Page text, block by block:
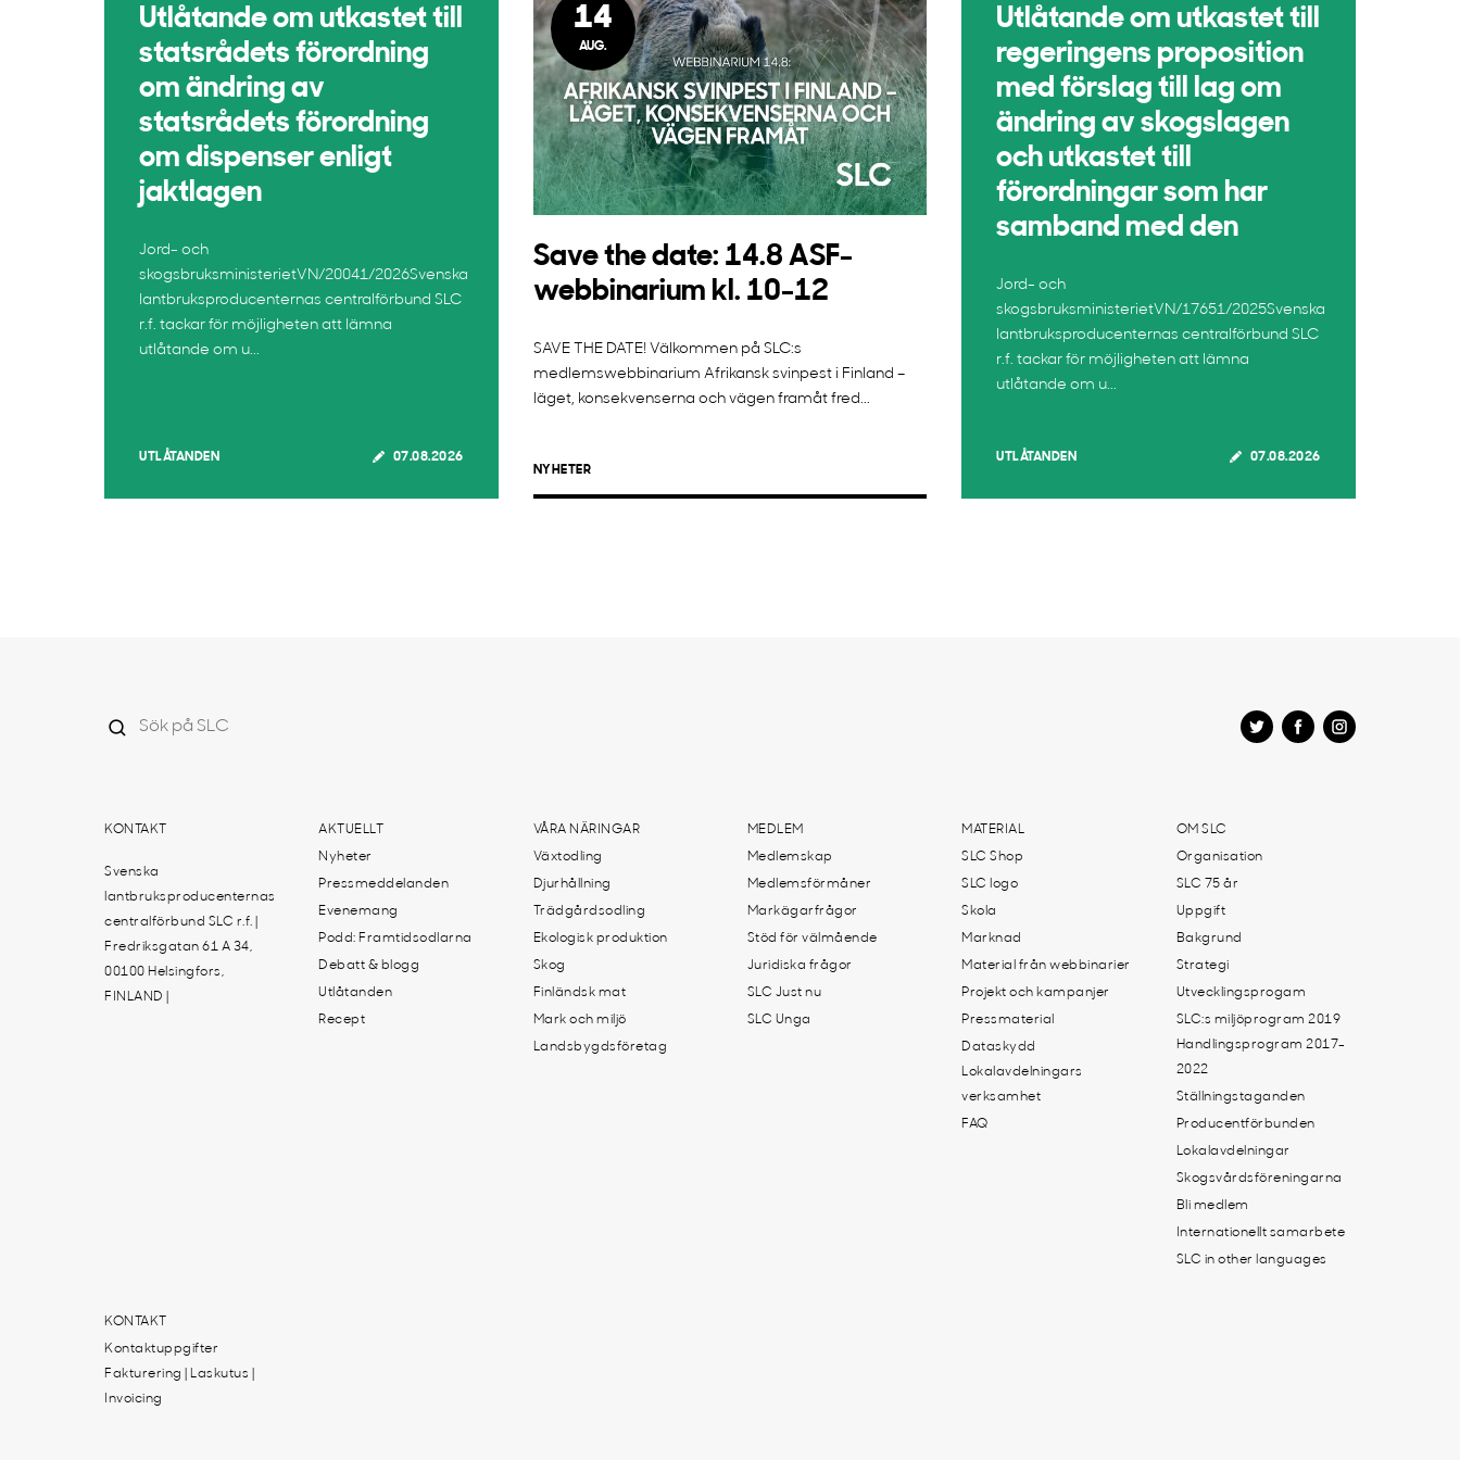
Utlåtande om utkastet till
statsrådets förordning
om ändring av
statsrådets förordning
om dispenser enligt
jaktlagen
Jord- och
skogsbruksministerietVN/20041/2026Svenska
lantbruksproducenternas centralförbund SLC
r.f. tackar för möjligheten att lämna
utlåtande om u...
UTLÅTANDEN 07.08.2026
14
AUG.
Save the date: 14.8 ASF-
webbinarium kl. 10-12
SAVE THE DATE! Välkommen på SLC:s
medlemswebbinarium Afrikansk svinpest i Finland –
läget, konsekvenserna och vägen framåt fred...
NYHETER
Utlåtande om utkastet till
regeringens proposition
med förslag till lag om
ändring av skogslagen
och utkastet till
förordningar som har
samband med den
Jord- och
skogsbruksministerietVN/17651/2025Svenska
lantbruksproducenternas centralförbund SLC
r.f. tackar för möjligheten att lämna
utlåtande om u...
UTLÅTANDEN 07.08.2026
KONTAKT
Svenska
lantbruksproducenternas
centralförbund SLC r.f. |
Fredriksgatan 61 A 34,
00100 Helsingfors,
FINLAND |
AKTUELLT
Nyheter
Pressmeddelanden
Evenemang
Podd: Framtidsodlarna
Debatt & blogg
Utlåtanden
Recept
VÅRA NÄRINGAR
Växtodling
Djurhållning
Trädgårdsodling
Ekologisk produktion
Skog
Finländsk mat
Mark och miljö
Landsbygdsföretag
MEDLEM
Medlemskap
Medlemsförmåner
Markägarfrågor
Stöd för välmående
Juridiska frågor
SLC Just nu
SLC Unga
MATERIAL
SLC Shop
SLC logo
Skola
Marknad
Material från webbinarier
Projekt och kampanjer
Pressmaterial
Dataskydd
Lokalavdelningars
verksamhet
FAQ
OM SLC
Organisation
SLC 75 år
Uppgift
Bakgrund
Strategi
Utvecklingsprogam
SLC:s miljöprogram 2019
Handlingsprogram 2017-
2022
Ställningstaganden
Producentförbunden
Lokalavdelningar
Skogsvårdsföreningarna
Bli medlem
Internationellt samarbete
SLC in other languages
KONTAKT
Kontaktuppgifter
Fakturering | Laskutus |
Invoicing